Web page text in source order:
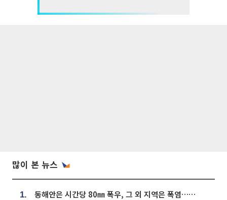
많이 본 뉴스
1. 동해안은 시간당 80㎜ 폭우, 그 외 지역은 폭염…‘극과 극 날씨’